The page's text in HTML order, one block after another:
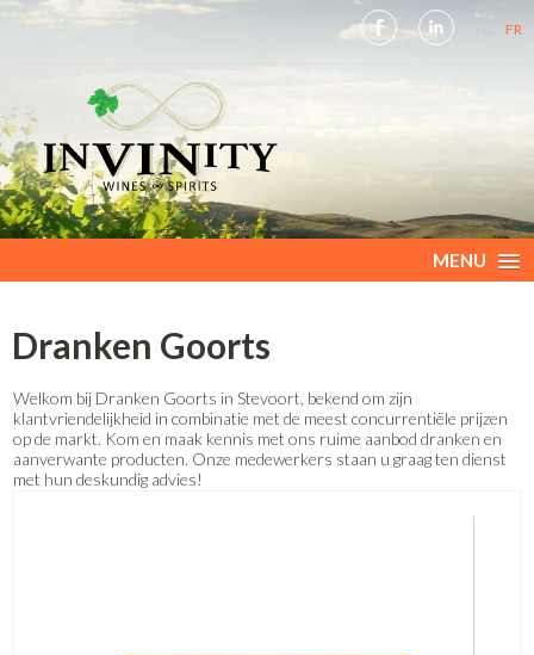
FR
MENU
Dranken Goorts
Welkom bij Dranken Goorts in Stevoort, bekend om zijn
klantvriendelijkheid in combinatie met de meest concurrentiële prijzen
op de markt. Kom en maak kennis met ons ruime aanbod dranken en
aanverwante producten. Onze medewerkers staan u graag ten dienst
met hun deskundig advies!